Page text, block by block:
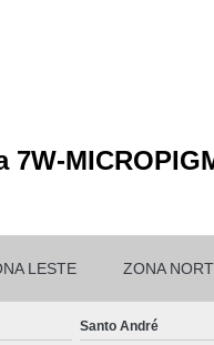
7W-
LESTE ZONA
Santo André